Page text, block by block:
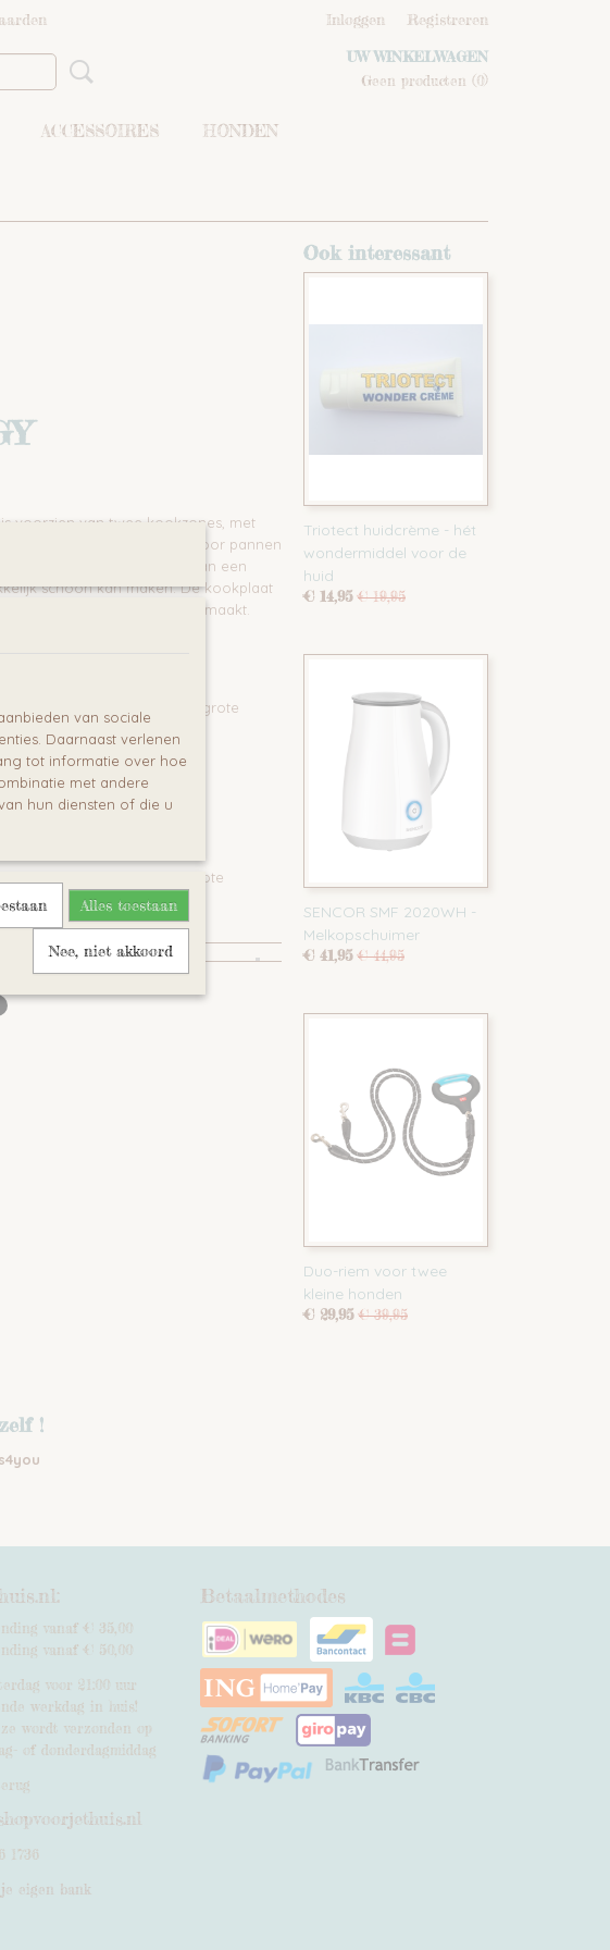
Inloggen Registreren
UW WINKELWAGEN
Geen producten (0)
ACCESSOIRES HONDEN
voorzien van twee kookzones, met
de kookplaat geschikt is voor pannen
is voorzien van een
schoon kan maken. De kookplaat
de kookplaat extra veilig maakt.
maximaal 1300 W en de grote
maximaal 1300 W en de grote
Ook interessant
Triotect huidcrème - hét
wondermiddel voor de
huid
€ 14,95 € 19,95
SENCOR SMF 2020WH -
Melkopschuimer
€ 41,95 € 44,95
Duo-riem voor twee
kleine honden
€ 29,95 € 39,95
!
vanaf € 35,00
vanaf € 50,00
voor 21:00 uur
werkdag in huis!
wordt verzonden op
of donderdagmiddag
1736
eigen bank
Betaalmethodes
van sociale
Daarnaast verlenen
tot informatie over hoe
met andere
hun diensten of die u
Alles toestaan
Nee, niet akkoord